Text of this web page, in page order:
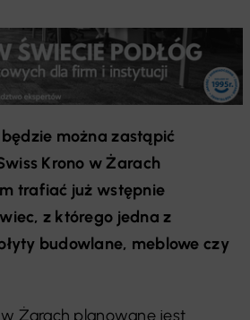
można zastąpić
Krono w Żarach
trafiać już wstępnie
z którego jedna z
budowlane, meblowe czy
w Żarach planowane jest